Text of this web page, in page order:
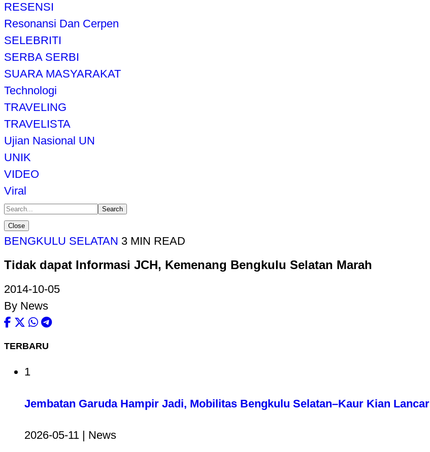
RESENSI
Resonansi Dan Cerpen
SELEBRITI
SERBA SERBI
SUARA MASYARAKAT
Technologi
TRAVELING
TRAVELISTA
Ujian Nasional UN
UNIK
VIDEO
Viral
Search
Close
BENGKULU SELATAN 3 MIN READ
Tidak dapat Informasi JCH, Kemenang Bengkulu Selatan Marah
2014-10-05
By News
TERBARU
1
Jembatan Garuda Hampir Jadi, Mobilitas Bengkulu Selatan–Kaur Kian Lancar
2026-05-11 | News